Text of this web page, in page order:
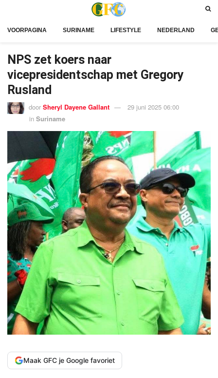
VOORPAGINA SURINAME LIFESTYLE NEDERLAND
NPS zet koers naar
vicepresidentschap met Gregory
Rusland
door Sheryl Dayene Gallant
29 juni 2025 06:00
in Suriname
Maak GFC je Google favoriet